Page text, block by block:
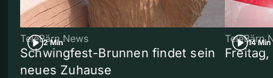
2 Min
TeleBärn News
Schwingfest-Brunnen findet sein
neues Zuhause
14 Min
TeleBärn